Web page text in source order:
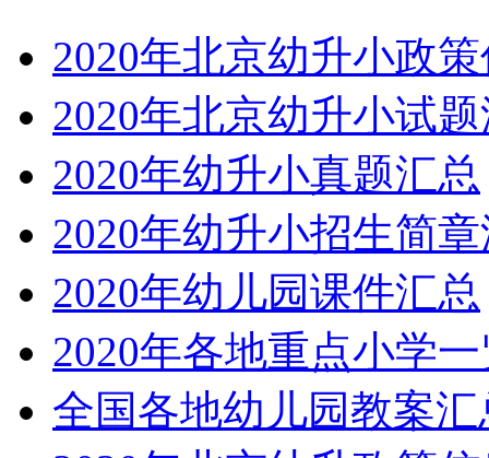
2020年北京幼升小政
2020年北京幼升小试
2020年幼升小真题汇总
2020年幼升小招生简
2020年幼儿园课件汇总
2020年各地重点小学
全国各地幼儿园教案汇